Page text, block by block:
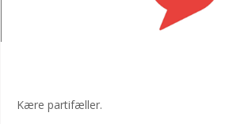
Kære partifæller.